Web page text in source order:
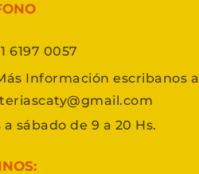
6197 0057
Información escribanos a
a sábado de 9 a 20 Hs.